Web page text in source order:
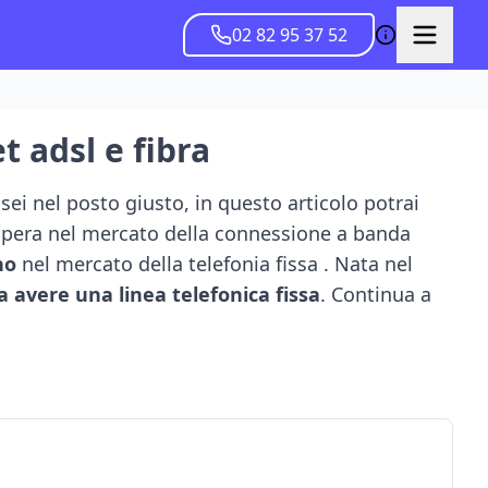
02 82 95 37 52
adsl e fibra
nel posto giusto, in questo articolo potrai
nel mercato della connessione a banda
nel mercato della telefonia fissa . Nata nel
avere una linea telefonica fissa. Continua a